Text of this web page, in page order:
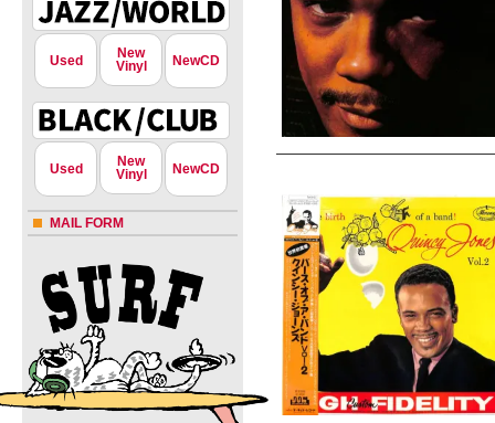
Used
New
Vinyl
NewCD
Used
New
Vinyl
NewCD
MAIL FORM